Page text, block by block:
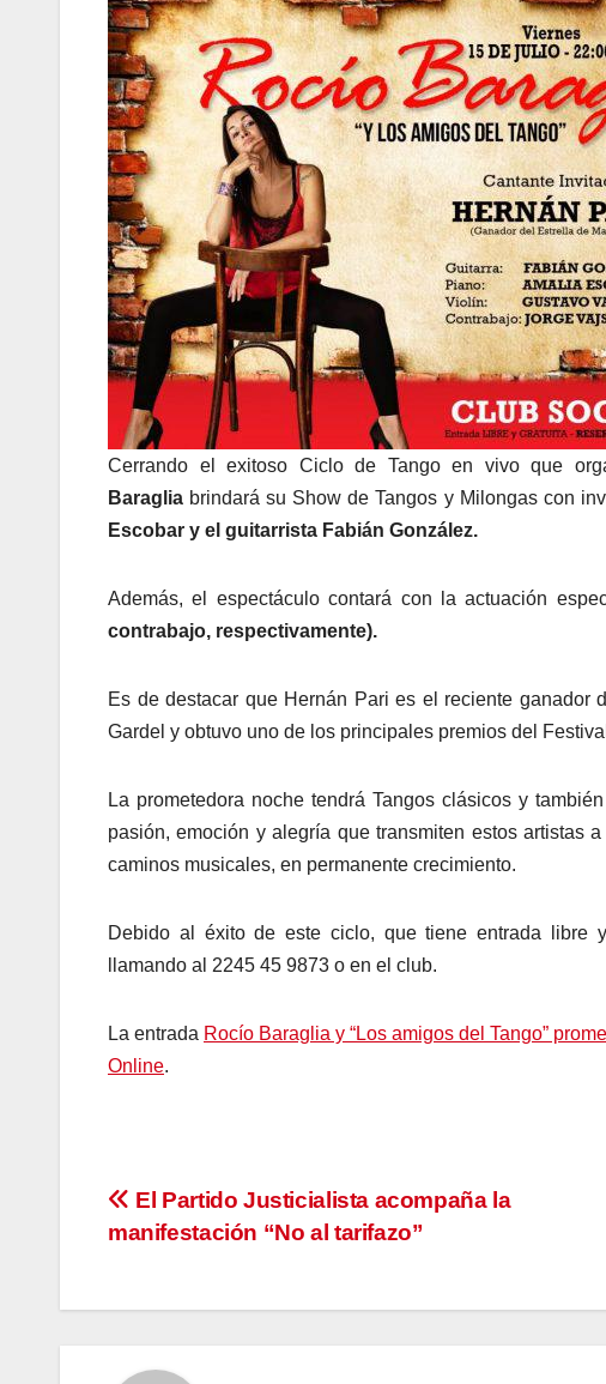
Cerrando el exitoso Ciclo de Tango en vivo que
Baraglia brindará su Show de Tangos y Milongas con
Escobar y el guitarrista Fabián González.
Además, el espectáculo contará con la actuación
contrabajo, respectivamente).
Es de destacar que Hernán Pari es el reciente
Gardel y obtuvo uno de los principales premios del
La prometedora noche tendrá Tangos clásicos y
pasión, emoción y alegría que transmiten estos artistas
caminos musicales, en permanente crecimiento.
Debido al éxito de este ciclo, que tiene entrada libre
llamando al 2245 45 9873 o en el club.
La entrada Rocío Baraglia y “Los amigos del Tango”
Online.
Navegación
entradas
El Partido Justicialista acompaña la
manifestación “No al tarifazo”